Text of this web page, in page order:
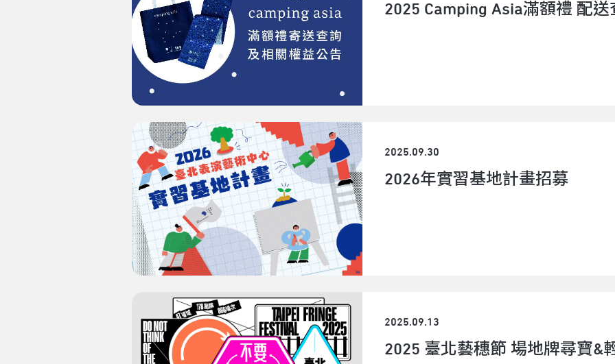
2025 Camping Asia滿額禮 配
2025.09.30
2026年實習基地計畫招募
2025.09.13
2025 臺北藝穗節 場地牌尋寶&